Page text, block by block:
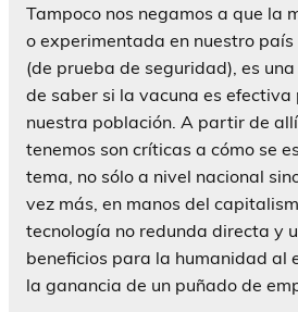
Tampoco nos negamos a que la
o experimentada en nuestro país
(de prueba de seguridad), es
de saber si la vacuna es
nuestra población. A partir de
tenemos son críticas a cómo se
tema, no sólo a nivel nacional
vez más, en manos del
tecnología no redunda directa y
beneficios para la humanidad al
la ganancia de un puñado de